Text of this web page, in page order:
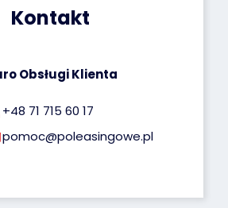
Kontakt
Obsługi Klienta
+48 71 715 60 17
pomoc@poleasingowe.pl